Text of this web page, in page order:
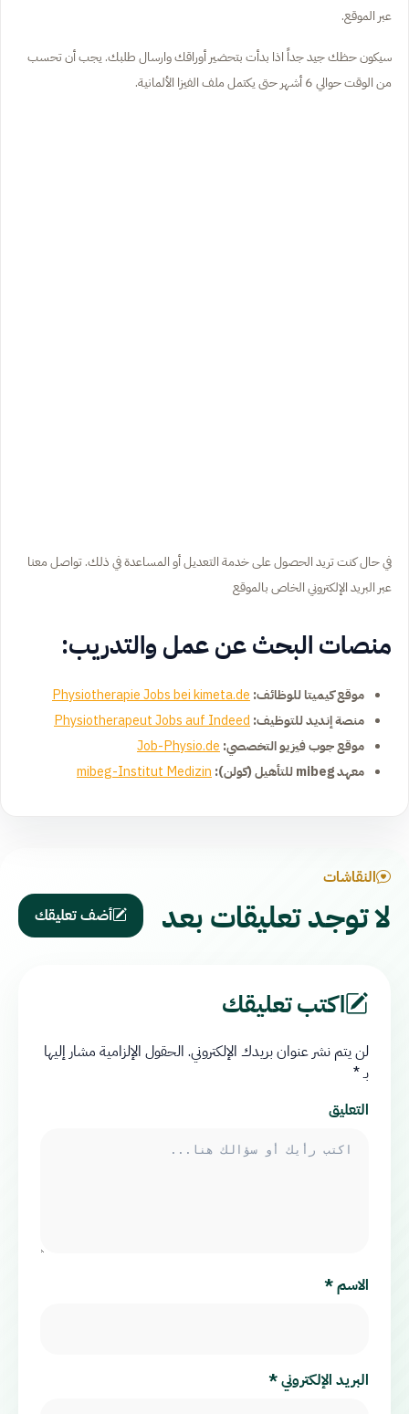
عبر الموقع.
سيكون حظك جيد جداً اذا بدأت بتحضير أوراقك وارسال طلبك. يجب أن تحسب
من الوقت حوالي 6 أشهر حتى يكتمل ملف الفيزا الألمانية.
في حال كنت تريد الحصول على خدمة التعديل أو المساعدة في ذلك. تواصل معنا
عبر البريد الإلكتروني الخاص بالموقع
منصات البحث عن عمل والتدريب:
موقع كيميتا للوظائف: Physiotherapie Jobs bei kimeta.de
منصة إنديد للتوظيف: Physiotherapeut Jobs auf Indeed
موقع جوب فيزيو التخصصي: Job-Physio.de
معهد mibeg للتأهيل (كولن):
mibeg-Institut Medizin
النقاشات
لا توجد تعليقات بعد أضف تعليقك
اكتب تعليقك
لن يتم نشر عنوان بريدك الإلكتروني. الحقول الإلزامية مشار إليها
بـ*
التعليق
الاسم*
البريد الإلكتروني*